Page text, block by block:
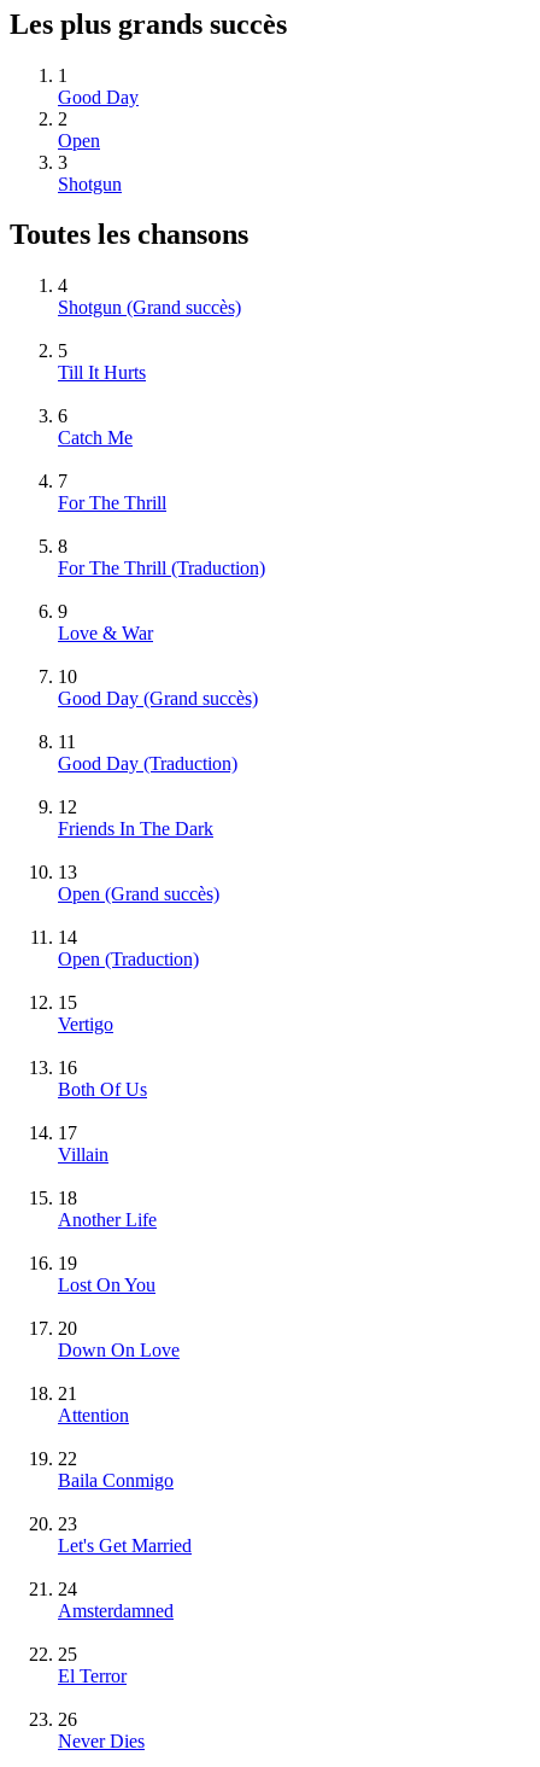
Les plus grands succès
1
Good Day
2
Open
3
Shotgun
Toutes les chansons
4
Shotgun (Grand succès)
5
Till It Hurts
6
Catch Me
7
For The Thrill
8
For The Thrill (Traduction)
9
Love & War
10
Good Day (Grand succès)
11
Good Day (Traduction)
12
Friends In The Dark
13
Open (Grand succès)
14
Open (Traduction)
15
Vertigo
16
Both Of Us
17
Villain
18
Another Life
19
Lost On You
20
Down On Love
21
Attention
22
Baila Conmigo
23
Let's Get Married
24
Amsterdamned
25
El Terror
26
Never Dies